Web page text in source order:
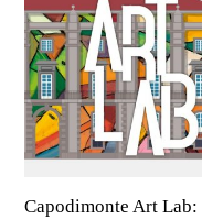
Capodimonte Art